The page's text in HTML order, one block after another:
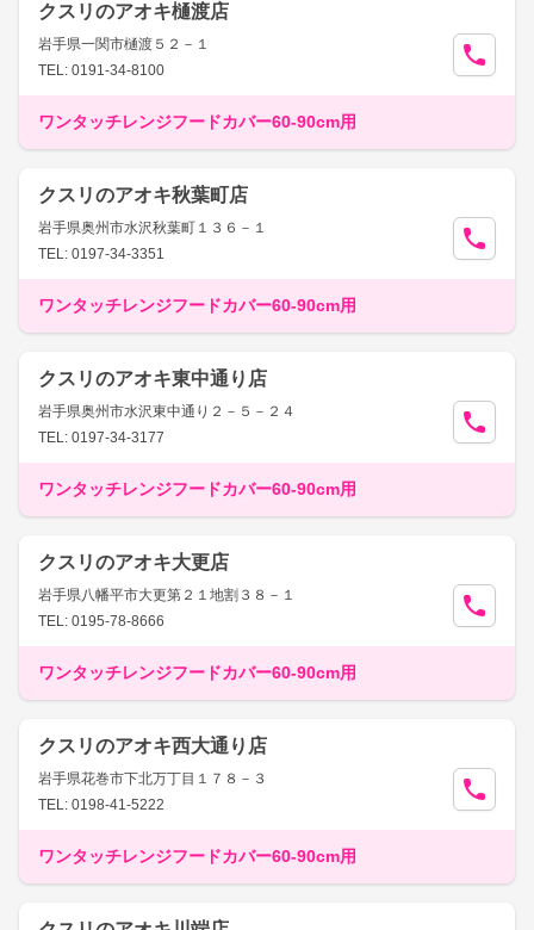
クスリのアオキ樋渡店
岩手県一関市樋渡５２－１
TEL: 0191-34-8100
ワンタッチレンジフードカバー60-90cm用
クスリのアオキ秋葉町店
岩手県奥州市水沢秋葉町１３６－１
TEL: 0197-34-3351
ワンタッチレンジフードカバー60-90cm用
クスリのアオキ東中通り店
岩手県奥州市水沢東中通り２－５－２４
TEL: 0197-34-3177
ワンタッチレンジフードカバー60-90cm用
クスリのアオキ大更店
岩手県八幡平市大更第２１地割３８－１
TEL: 0195-78-8666
ワンタッチレンジフードカバー60-90cm用
クスリのアオキ西大通り店
岩手県花巻市下北万丁目１７８－３
TEL: 0198-41-5222
ワンタッチレンジフードカバー60-90cm用